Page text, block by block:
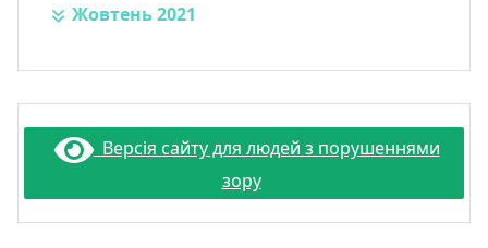
Жовтень 2021
Версія сайту для людей з порушеннями
зору